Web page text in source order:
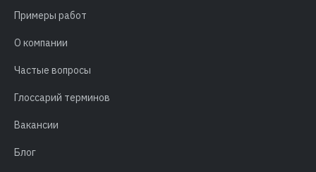
Примеры работ
О компании
Частые вопросы
Глоссарий терминов
Вакансии
Блог